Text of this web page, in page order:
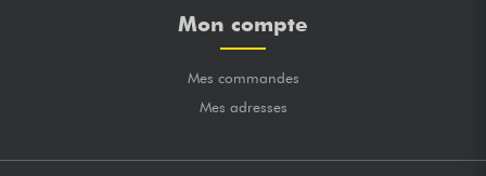
Mon compte
Mes commandes
Mes adresses